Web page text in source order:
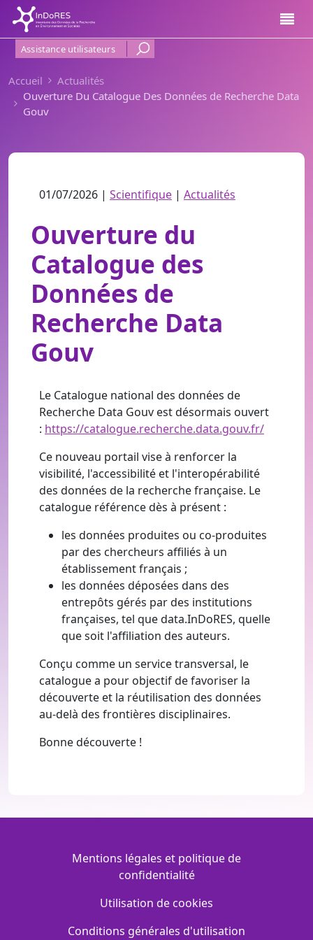
Aller au contenu principal
Menu Haut de page
Assistance utilisateurs
Accueil
Actualités
Ouverture Du Catalogue Des Données de Recherche Data
Gouv
01/07/2026 | Scientifique | Actualités
Ouverture du
Catalogue des
Données de
Recherche Data
Gouv
Le Catalogue national des données de
Recherche Data Gouv est désormais ouvert
: https://catalogue.recherche.data.gouv.fr/
Ce nouveau portail vise à renforcer la
visibilité, l'accessibilité et l'interopérabilité
des données de la recherche française. Le
catalogue référence dès à présent :
les données produites ou co-produites
par des chercheurs affiliés à un
établissement français ;
les données déposées dans des
entrepôts gérés par des institutions
françaises, tel que data.InDoRES, quelle
que soit l'affiliation des auteurs.
Conçu comme un service transversal, le
catalogue a pour objectif de favoriser la
découverte et la réutilisation des données
au-delà des frontières disciplinaires.
Bonne découverte !
Menu Footer
Mentions légales et politique de
confidentialité
Utilisation de cookies
Conditions générales d'utilisation